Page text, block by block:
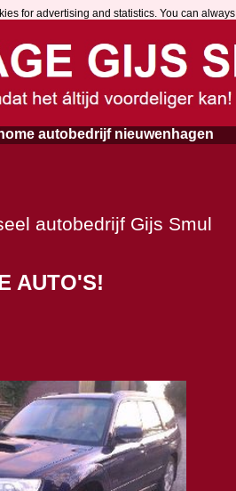
for advertising and statistics. You can always
home autobedrijf nieuwenhagen
autobedrijf Gijs Smul
AUTO'S!